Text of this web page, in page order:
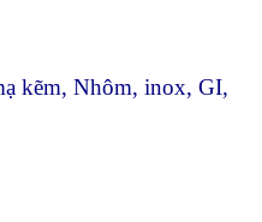
kẽm, Nhôm, inox, GI,